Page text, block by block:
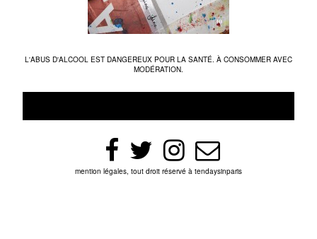
L'ABUS D'ALCOOL EST DANGEREUX POUR LA SANTÉ. À CONSOMMER AVEC
MODÉRATION.
mention légales, tout droit réservé à tendaysinparis